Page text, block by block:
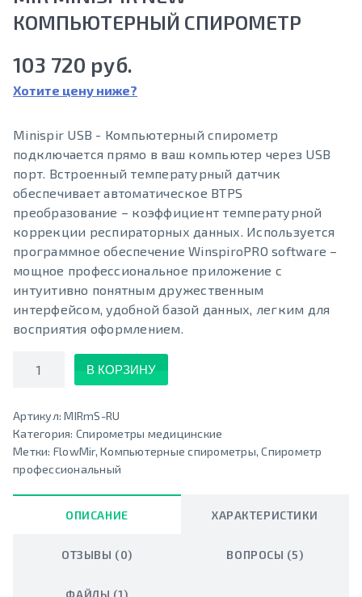
КОМПЬЮТЕРНЫЙ СПИРОМЕТР
103 720 руб.
Хотите цену ниже?
Minispir USB - Компьютерный спирометр
подключается прямо в ваш компьютер через USB
порт. Встроенный температурный датчик
обеспечивает автоматическое BTPS
преобразование – коэффициент температурной
коррекции респираторных данных. Используется
программное обеспечение WinspiroPRO software –
мощное профессиональное приложение с
интуитивно понятным дружественным
интерфейсом, удобной базой данных, легким для
восприятия оформлением.
Количество
В КОРЗИНУ
Артикул:MIRmS-RU
Категория: Спирометры медицинские
Метки: FlowMir, Компьютерные спирометры,Спирометр
профессиональный
ОПИСАНИЕ ХАРАКТЕРИСТИКИ
ОТЗЫВЫ (0) ВОПРОСЫ (5)